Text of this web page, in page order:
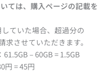
ては、購入ページの記載を
ていた場合、超過分の
求させていただきます。
– 60GB = 1.5GB
円 = 45円